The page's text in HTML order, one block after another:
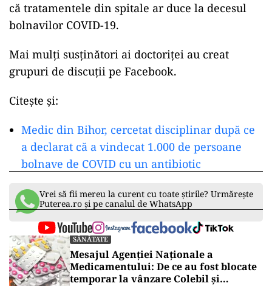
că tratamentele din spitale ar duce la decesul
bolnavilor COVID-19.
Mai mulți susținători ai doctoriței au creat
grupuri de discuții pe Facebook.
Citește și:
Medic din Bihor, cercetat disciplinar după ce
a declarat că a vindecat 1.000 de persoane
bolnave de COVID cu un antibiotic
Vrei să fii mereu la curent cu toate știrile? Urmărește
Puterea.ro și pe canalul de WhatsApp
SĂNĂTATE
Mesajul Agenției Naționale a
Medicamentului: De ce au fost blocate
temporar la vânzare Colebil și